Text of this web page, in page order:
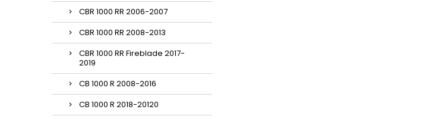
CBR 1000 RR 2006-2007
CBR 1000 RR 2008-2013
CBR 1000 RR Fireblade 2017-
2019
CB 1000 R 2008-2016
CB 1000 R 2018-20120